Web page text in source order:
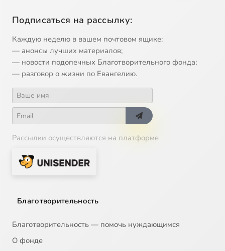
Подписаться на рассылку:
Каждую неделю в вашем почтовом ящике:
— анонсы лучших материалов;
— новости подопечных Благотворительного фонда;
— разговор о жизни по Евангелию.
Рассылки осуществляются на платформе
Благотворительность
Благотворительность — помочь нуждающимся
О фонде